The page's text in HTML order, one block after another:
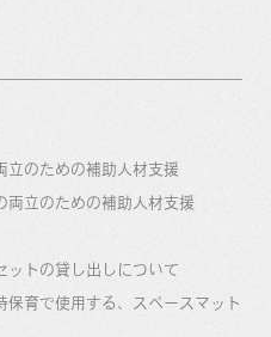
立のための補助人材支援
両立のための補助人材支援
ットの貸し出しについて
保育で使用する、スペースマット